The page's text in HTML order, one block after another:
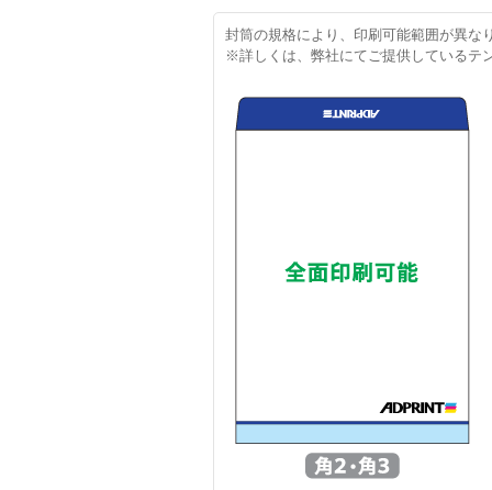
封筒の規格により、印刷可能範囲が異な
※詳しくは、弊社にてご提供しているテ